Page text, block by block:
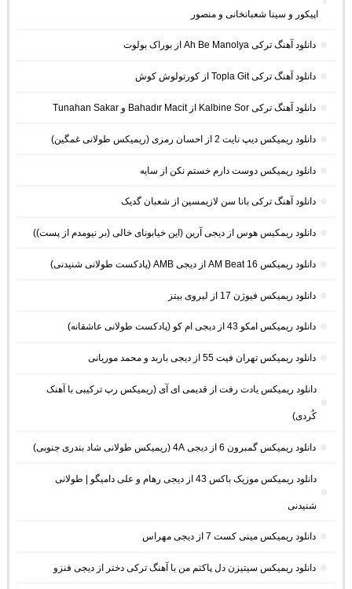
اپیکور و سینا شعبانخانی و منصور
دانلود آهنگ ترکی Ah Be Manolya از بوراک بولوت
دانلود آهنگ ترکی Topla Git از کورتولوش کوش
دانلود آهنگ ترکی Kalbine Sor از Bahadır Macit و Tunahan Sakar
دانلود ریمیکس دیپ نایت 2 از احسان رمزی (ریمیکس طولانی غمگین)
دانلود ریمیکس دوست دارم خستم نکن از سایه
دانلود آهنگ ترکی بانا سن لازیمسین از شعبان گدیک
دانلود ریمکیس هوس از دیجی آرین (این خیابونای خالی (بر نیومدم از پست))
دانلود ریمیکس AM Beat 16 از دیجی AMB (پادکست طولانی شنیدنی)
دانلود ریمیکس فیوژن 17 از لیروی بیتز
دانلود ریمیکس امکو 43 از دیجی ام کو (پادکست طولانی عاشقانه)
دانلود ریمیکس تهران فیت 55 از دیجی باربد و محمد موریانی
دانلود ریمیکس یادت رفت از قدیمی ای آی (ریمیکس رپ ترکیبی با آهنک
کُردی)
دانلود ریمیکس گمبرون 6 از دیجی 4A (ریمیکس طولانی شاد بندری جنوبی)
دانلود ریمیکس موزیک باکس 43 از دیجی رهام و علی دامیگو | طولانی
شنیدنی
دانلود ریمیکس مینی کست 7 از دیجی مهراس
دانلود ریمیکس سیتیزن دل پاکتم من با آهنگ ترکی دختر از دیجی فنزو